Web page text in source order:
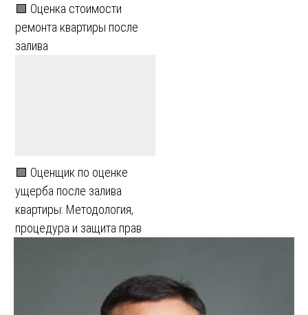
🟩 Оценка стоимости
ремонта квартиры после
залива
🟩 Оценщик по оценке
ущерба после залива
квартиры: Методология,
процедура и защита прав